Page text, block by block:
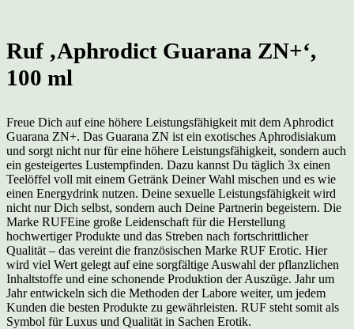
Ruf ‚Aphrodict Guarana ZN+‘,
100 ml
Freue Dich auf eine höhere Leistungsfähigkeit mit dem Aphrodict
Guarana ZN+. Das Guarana ZN ist ein exotisches Aphrodisiakum
und sorgt nicht nur für eine höhere Leistungsfähigkeit, sondern auch
ein gesteigertes Lustempfinden. Dazu kannst Du täglich 3x einen
Teelöffel voll mit einem Getränk Deiner Wahl mischen und es wie
einen Energydrink nutzen. Deine sexuelle Leistungsfähigkeit wird
nicht nur Dich selbst, sondern auch Deine Partnerin begeistern. Die
Marke RUFEine große Leidenschaft für die Herstellung
hochwertiger Produkte und das Streben nach fortschrittlicher
Qualität – das vereint die französischen Marke RUF Erotic. Hier
wird viel Wert gelegt auf eine sorgfältige Auswahl der pflanzlichen
Inhaltstoffe und eine schonende Produktion der Auszüge. Jahr um
Jahr entwickeln sich die Methoden der Labore weiter, um jedem
Kunden die besten Produkte zu gewährleisten. RUF steht somit als
Symbol für Luxus und Qualität in Sachen Erotik.